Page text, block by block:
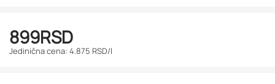
899RSD
Jedinična cena: 4.875 RSD/l